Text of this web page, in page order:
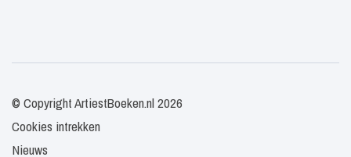
© Copyright ArtiestBoeken.nl 2026
Cookies intrekken
Nieuws